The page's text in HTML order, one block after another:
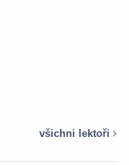
všichni lektoři